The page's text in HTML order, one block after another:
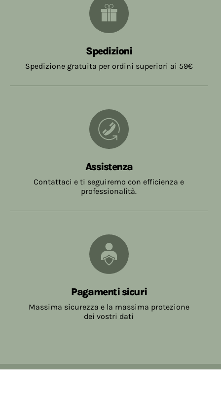
Spedizioni
Spedizione gratuita per ordini superiori ai 59€
Assistenza
Contattaci e ti seguiremo con efficienza e
professionalità.
Pagamenti sicuri
Massima sicurezza e la massima protezione
dei vostri dati